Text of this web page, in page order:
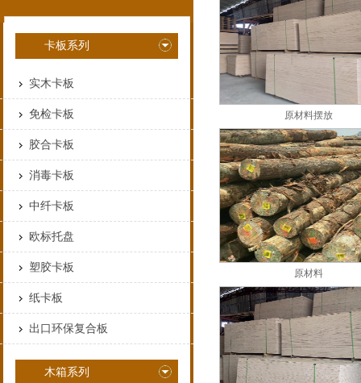
卡板系列
实木卡板
免检卡板
胶合卡板
消毒卡板
中纤卡板
欧标托盘
塑胶卡板
纸卡板
出口环保复合板
木箱系列
原材料摆放
原材料